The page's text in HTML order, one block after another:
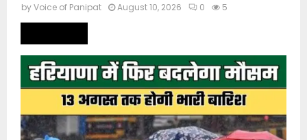
byVoice of Panipat August 10, 2026 0 5